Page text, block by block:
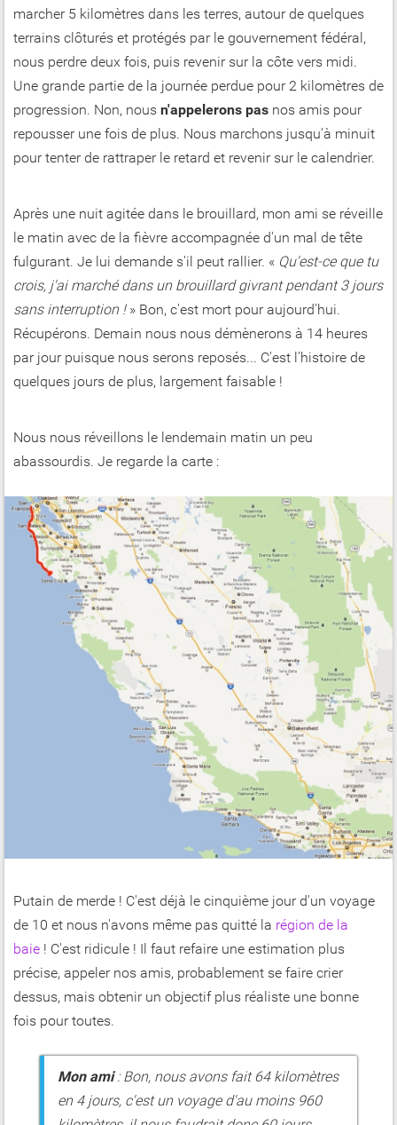
marcher 5 kilomètres dans les terres, autour de quelques
terrains clôturés et protégés par le gouvernement fédéral,
nous perdre deux fois, puis revenir sur la côte vers midi.
Une grande partie de la journée perdue pour 2 kilomètres de
progression. Non, nous n'appelerons pas nos amis pour
repousser une fois de plus. Nous marchons jusqu'à minuit
pour tenter de rattraper le retard et revenir sur le calendrier.
Après une nuit agitée dans le brouillard, mon ami se réveille
le matin avec de la fièvre accompagnée d'un mal de tête
fulgurant. Je lui demande s'il peut rallier. « Qu'est-ce que tu
crois, j'ai marché dans un brouillard givrant pendant 3 jours
sans interruption !» Bon, c'est mort pour aujourd'hui.
Récupérons. Demain nous nous démènerons à 14 heures
par jour puisque nous serons reposés... C'est l'histoire de
quelques jours de plus, largement faisable !
Nous nous réveillons le lendemain matin un peu
abassourdis. Je regarde la carte :
Putain de merde ! C'est déjà le cinquième jour d'un voyage
de 10 et nous n'avons même pas quitté la région de la
baie ! C'est ridicule ! Il faut refaire une estimation plus
précise, appeler nos amis, probablement se faire crier
dessus, mais obtenir un objectif plus réaliste une bonne
fois pour toutes.
Mon ami: Bon, nous avons fait 64 kilomètres
en 4 jours, c'est un voyage d'au moins 960